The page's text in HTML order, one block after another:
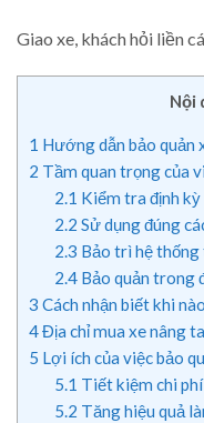
Giao xe, khách hỏi liền
Nội
1 Hướng dẫn bảo quản
2 Tầm quan trọng của
2.1 Kiểm tra định kỳ
2.2 Sử dụng đúng
2.3 Bảo trì hệ
2.4Bảo quản trong
3 Cách nhận biết khi
4Địa chỉ mua xe nâng
5 Lợi ích của việc bảo
5.1 Tiết kiệm chi phí
5.2 Tăng hiệu quả